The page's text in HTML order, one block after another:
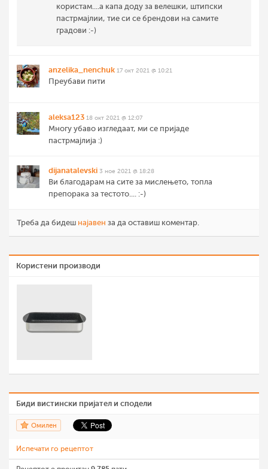
користам....а капа доду за велешки, штипски
пастрмајлии, тие си се брендови на самите
градови :-)
anzelika_nenchuk 17 окт 2021 @ 10:21
Преубави пити
aleksa123 18 окт 2021 @ 12:07
Многу убаво изгледаат, ми се пријаде
пастрмајлија :)
dijanatalevski 3 ное 2021 @ 18:28
Ви благодарам на сите за мислењето, топла
препорака за тестото.... :-)
Треба да бидеш најавен за да оставиш коментар.
Користени производи
Биди вистински пријател и сподели
Омилен
Испечати го рецептот